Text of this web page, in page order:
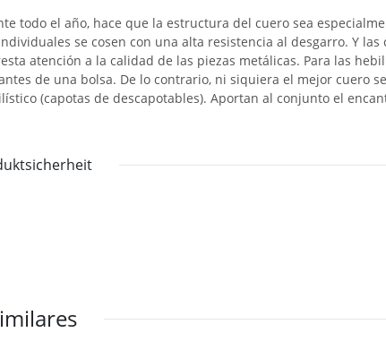
todo el año, hace que la estructura del cuero sea
se cosen con una alta resistencia al desgarro. Y
atención a la calidad de las piezas metálicas. Para las
de una bolsa. De lo contrario, ni siquiera el mejor cuero
(capotas de descapotables). Aportan al conjunto el